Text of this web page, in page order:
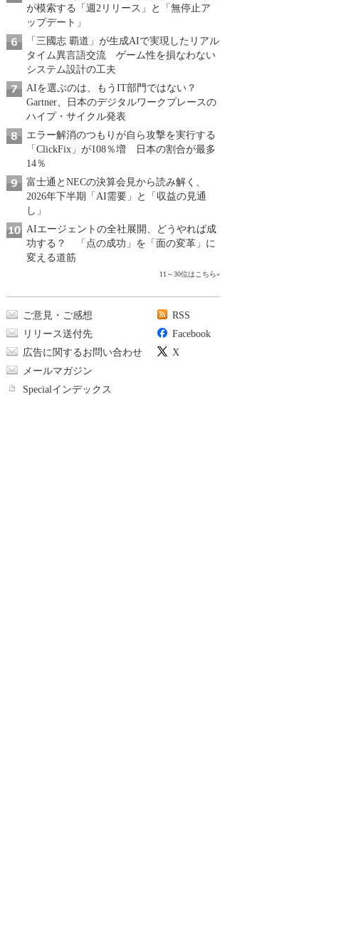
が模索する「週2リリース」と「無停止ア
ップデート」
「三國志 覇道」が生成AIで実現したリアル
タイム異言語交流 ゲーム性を損なわない
システム設計の工夫
AIを選ぶのは、もうIT部門ではない？
Gartner、日本のデジタルワークプレースの
ハイプ・サイクル発表
エラー解消のつもりが自ら攻撃を実行する
「ClickFix」が108％増 日本の割合が最多
14％
富士通とNECの決算会見から読み解く、
2026年下半期「AI需要」と「収益の見通
し」
AIエージェントの全社展開、どうやれば成
功する？ 「点の成功」を「面の変革」に
変える道筋
11～30位はこちら»
ご意見・ご感想
リリース送付先
広告に関するお問い合わせ
メールマガジン
Specialインデックス
RSS
Facebook
X